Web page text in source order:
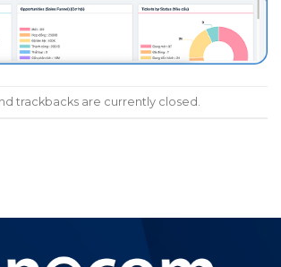
trackbacks are currently closed.